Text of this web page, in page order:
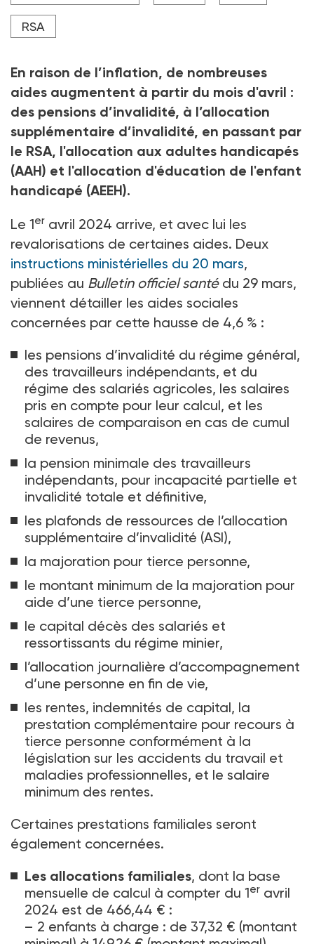
RSA
En raison de l’inflation, de nombreuses
aides augmentent à partir du mois d'avril :
des pensions d’invalidité, à l’allocation
supplémentaire d’invalidité, en passant par
le RSA, l'allocation aux adultes handicapés
(AAH) et l'allocation d'éducation de l'enfant
handicapé (AEEH).
Le 1er avril 2024 arrive, et avec lui les
revalorisations de certaines aides. Deux
instructions ministérielles du 20 mars,
publiées au Bulletin officiel santédu 29 mars,
viennent détailler les aides sociales
concernées par cette hausse de 4,6 % :
les pensions d’invalidité du régime général,
des travailleurs indépendants, et du
régime des salariés agricoles, les salaires
pris en compte pour leur calcul, et les
salaires de comparaison en cas de cumul
de revenus,
la pension minimale des travailleurs
indépendants, pour incapacité partielle et
invalidité totale et définitive,
les plafonds de ressources de l’allocation
supplémentaire d’invalidité (ASI),
la majoration pour tierce personne,
le montant minimum de la majoration pour
aide d’une tierce personne,
le capital décès des salariés et
ressortissants du régime minier,
l’allocation journalière d’accompagnement
d’une personne en fin de vie,
les rentes, indemnités de capital, la
prestation complémentaire pour recours à
tierce personne conformément à la
législation sur les accidents du travail et
maladies professionnelles, et le salaire
minimum des rentes.
Certaines prestations familiales seront
également concernées.
Les allocations familiales, dont la base
mensuelle de calcul à compter du 1er avril
2024 est de 466,44 € :
– 2 enfants à charge : de 37,32 € (montant